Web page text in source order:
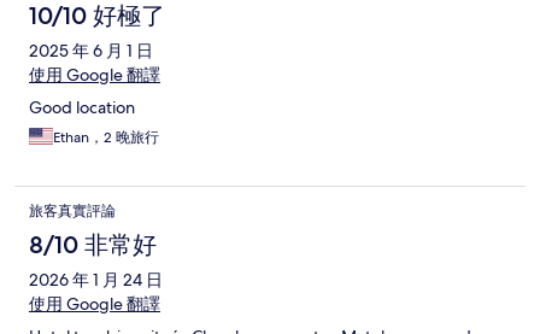
10/10 好極了
2025 年 6 月 1 日
使用 Google 翻譯
Good location
Ethan，2 晚旅行
旅客真實評論
8/10 非常好
2026 年 1 月 24 日
使用 Google 翻譯